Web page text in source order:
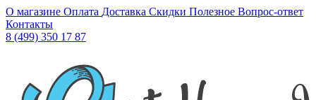
О магазине Оплата Доставка Скидки Полезное Вопрос-ответ
Контакты
8 (499) 350 17 87